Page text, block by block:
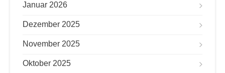
Januar 2026
Dezember 2025
November 2025
Oktober 2025